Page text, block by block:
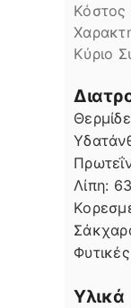
Κόστος
Kύριο
Λίπη
Λίπη:
Υλικά